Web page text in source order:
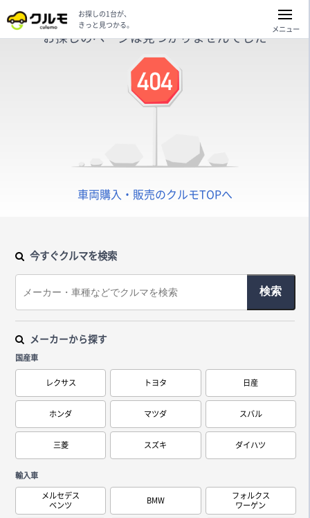
お探しの1台が、
きっと見つかる。
メニュー
お探しのページは見つかりませんでした
車両購入・販売のクルモTOPへ
今すぐクルマを検索
メーカーから探す
国産車
レクサス トヨタ 日産
ホンダ マツダ スバル
三菱 スズキ ダイハツ
輸入車
メルセデス
ベンツ
BMW
フォルクス
ワーゲン